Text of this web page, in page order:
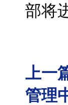
部将
上一
管理